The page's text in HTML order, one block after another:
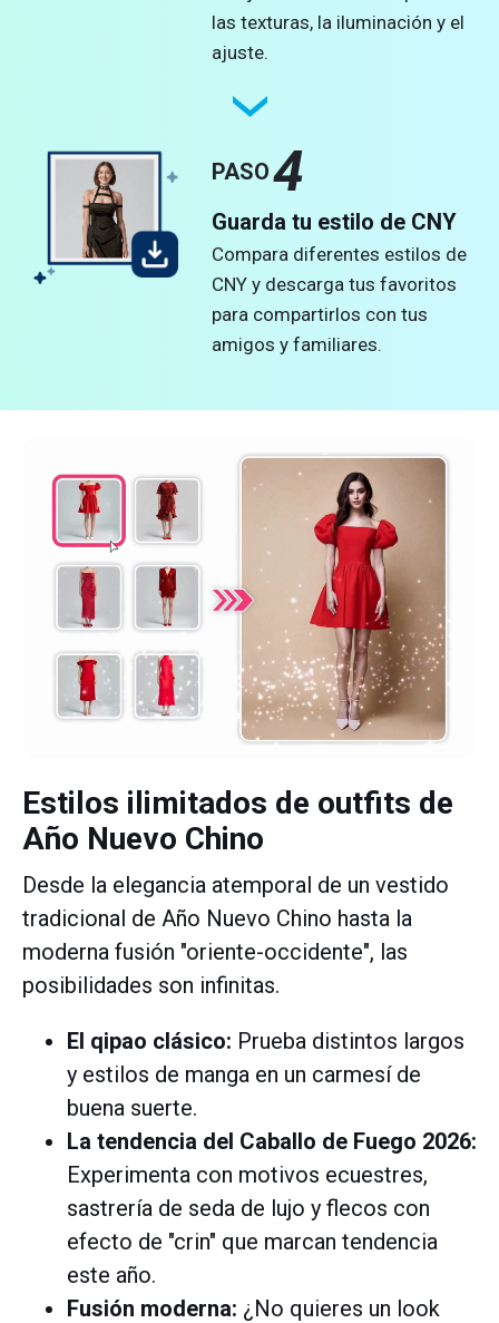
las texturas, la iluminación y el
ajuste.
PASO4
Guarda tu estilo de CNY
Compara diferentes estilos de
CNY y descarga tus favoritos
para compartirlos con tus
amigos y familiares.
Estilos ilimitados de outfits de
Año Nuevo Chino
Desde la elegancia atemporal de un vestido
tradicional de Año Nuevo Chino hasta la
moderna fusión "oriente-occidente", las
posibilidades son infinitas.
El qipao clásico: Prueba distintos largos
y estilos de manga en un carmesí de
buena suerte.
La tendencia del Caballo de Fuego 2026:
Experimenta con motivos ecuestres,
sastrería de seda de lujo y flecos con
efecto de "crin" que marcan tendencia
este año.
Fusión moderna: ¿No quieres un look